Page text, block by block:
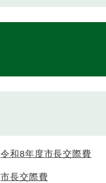
令和8年度市長交際費
市長交際費